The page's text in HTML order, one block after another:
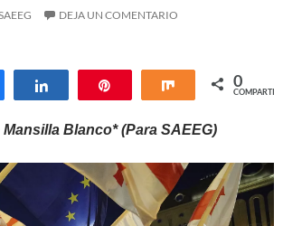
DEJA UN COMENTARIO
Compartir Compartir Compartir
0
COMPARTIR
Blanco* (Para SAEEG)